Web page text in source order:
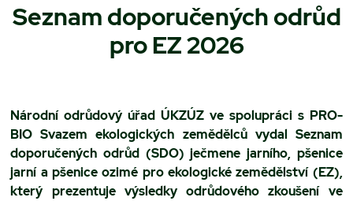
Seznam doporučených odrůd
pro EZ 2026
Národní odrůdový úřad ÚKZÚZ ve spolupráci s PRO-
BIO Svazem ekologických zemědělců vydal Seznam
doporučených odrůd (SDO) ječmene jarního, pšenice
jarní a pšenice ozimé pro ekologické zemědělství (EZ),
který prezentuje výsledky odrůdového zkoušení ve